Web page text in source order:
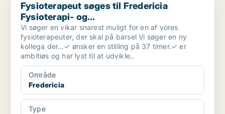
Fysioterapeut søges til Fredericia
Fysioterapi- og...
Vi søger en vikar snarest muligt for en af vores
fysioterapeuter, der skal på barsel Vi søger en ny
kollega der…✓ ønsker en stilling på 37 timer.✓ er
ambitiøs og har lyst til at udvikle..
Område
Fredericia
Type